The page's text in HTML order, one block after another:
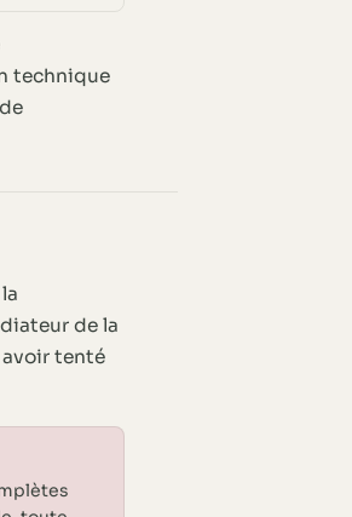
technique
de la
tenté